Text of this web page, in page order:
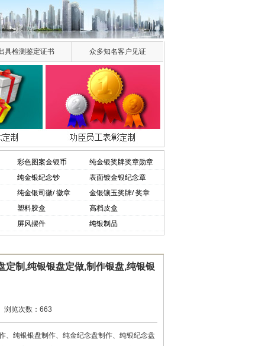
具检测鉴定证书 众多知名客户见证
彩色图案金银币
纯金银奖牌奖章勋章
纯金银纪念钞
表面镀金银纪念章
纯金银司徽/ 徽章
金银镶玉奖牌/ 奖章
塑料胶盒
高档皮盒
屏风摆件
纯银制品
定制,纯银银盘定做,制作银盘,纯银银
次数： 663
、纯银银盘制作、纯金纪念盘制作、纯银纪念盘